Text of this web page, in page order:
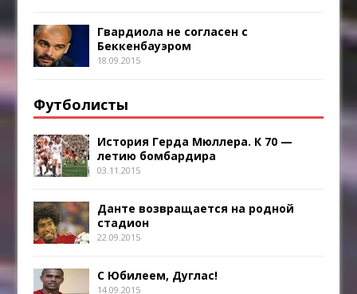
Гвардиола не согласен с
Беккенбауэром
18.09.2015
Футболисты
История Герда Мюллера. К 70 —
летию бомбардира
03.11.2015
Данте возвращается на родной
стадион
22.09.2015
С Юбилеем, Дуглас!
14.09.2015